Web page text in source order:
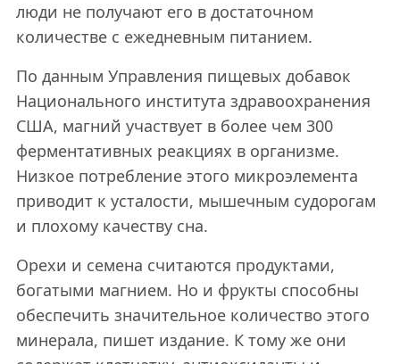
люди не получают его в достаточном
количестве с ежедневным питанием.
По данным Управления пищевых добавок
Национального института здравоохранения
США, магний участвует в более чем 300
ферментативных реакциях в организме.
Низкое потребление этого микроэлемента
приводит к усталости, мышечным судорогам
и плохому качеству сна.
Орехи и семена считаются продуктами,
богатыми магнием. Но и фрукты способны
обеспечить значительное количество этого
минерала, пишет издание. К тому же они